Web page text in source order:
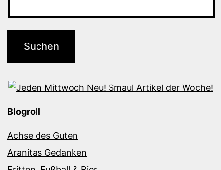
Blogroll
Achse des Guten
Aranitas Gedanken